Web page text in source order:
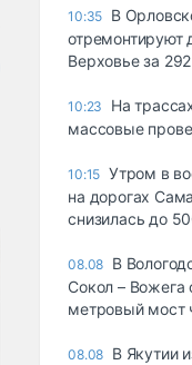
10:35 В
отремонтируют
Верховье за
10:23
На
массовые
10:15 Утром в
на дорогах
снизилась до
08.08 В
Сокол – Вожега
метровый мост
08.08 В Якутии